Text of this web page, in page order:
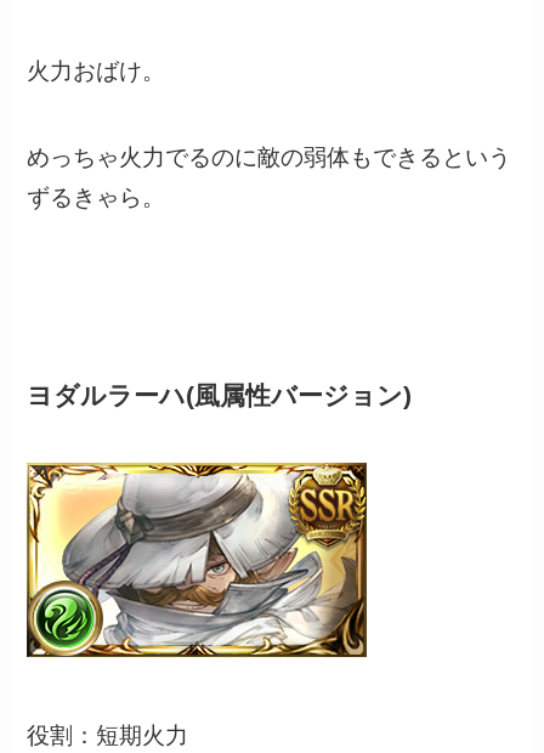
火力おばけ。
めっちゃ火力でるのに敵の弱体もできるという
ずるきゃら。
ヨダルラーハ(風属性バージョン)
役割：短期火力